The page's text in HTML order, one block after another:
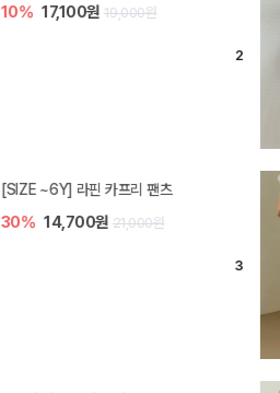
10% 17,100원 19,000원
[SIZE ~6Y] 라핀 카프리 팬츠
30% 14,700원 21,000원